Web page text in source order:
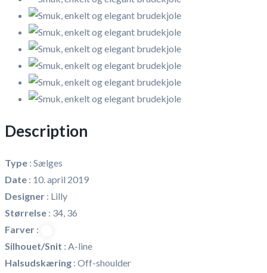
Description
Type : Sælges
Date : 10. april 2019
Designer : Lilly
Størrelse : 34, 36
Farver :
Silhouet/Snit : A-line
Halsudskæring : Off-shoulder